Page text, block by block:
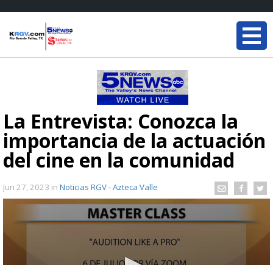
La Entrevista: Conozca la
importancia de la actuación
del cine en la comunidad
Jun 27, 2023 in Noticias RGV - Azteca Valle